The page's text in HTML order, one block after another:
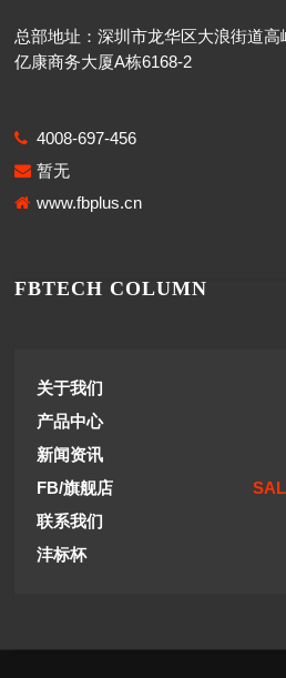
总部地址：深圳市龙华区大浪街道
亿康商务大厦A栋6168-2
4008-697-456
暂无
www.fbplus.cn
FBTECH COLUMN
关于我们
产品中心
新闻资讯
FB/旗舰店
联系我们
沣标杯